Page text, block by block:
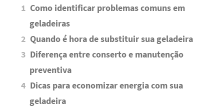
Como identificar problemas comuns em
geladeiras
Quando é hora de substituir sua geladeira
Diferença entre conserto e manutenção
preventiva
Dicas para economizar energia com sua
geladeira